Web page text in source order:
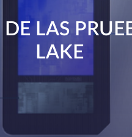
DE LAS
LAKE